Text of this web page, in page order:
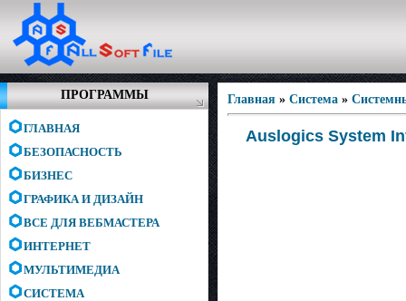
ПРОГРАММЫ
ГЛАВНАЯ
БЕЗОПАСНОСТЬ
БИЗНЕС
ГРАФИКА И ДИЗАЙН
ВСЕ ДЛЯ ВЕБМАСТЕРА
ИНТЕРНЕТ
МУЛЬТИМЕДИА
СИСТЕМА
Главная » Система »
Auslogics System